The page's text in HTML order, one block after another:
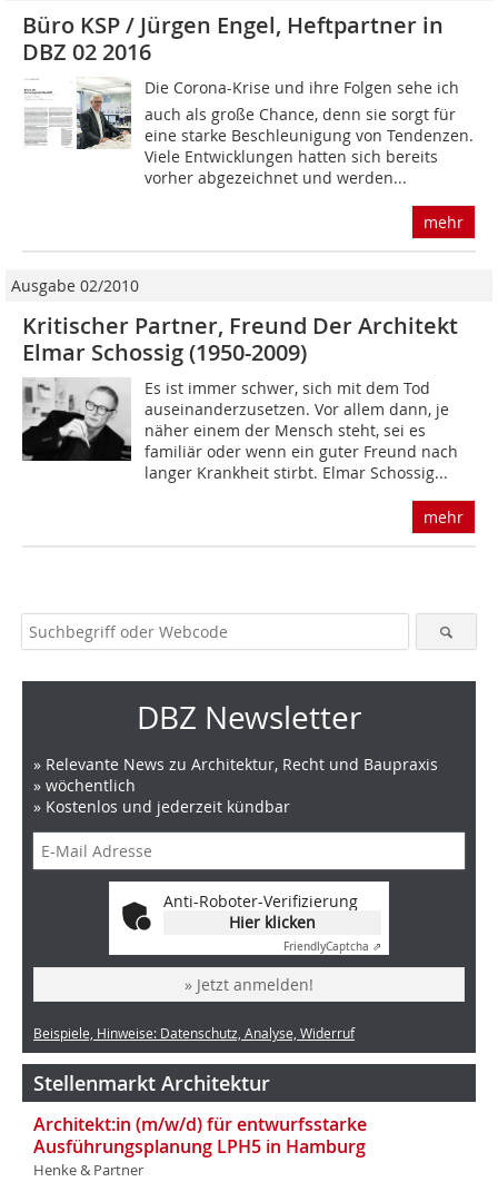
Büro KSP / Jürgen Engel, Heftpartner in
DBZ 02 2016
Die Corona-Krise und ihre Folgen sehe ich
auch als große Chance, denn sie sorgt für
eine starke Beschleunigung von Tendenzen.
Viele Entwicklungen hatten sich bereits
vorher abgezeichnet und werden...
mehr
Ausgabe 02/2010
Kritischer Partner, Freund Der Architekt
Elmar Schossig (1950-2009)
Es ist immer schwer, sich mit dem Tod
auseinanderzusetzen. Vor allem dann, je
näher einem der Mensch steht, sei es
familiär oder wenn ein guter Freund nach
langer Krankheit stirbt. Elmar Schossig...
mehr
DBZ Newsletter
» Relevante News zu Architektur, Recht und Baupraxis
» wöchentlich
» Kostenlos und jederzeit kündbar
Anti-Roboter-Verifizierung
Hier klicken
FriendlyCaptcha ⇗
» Jetzt anmelden!
Beispiele, Hinweise: Datenschutz, Analyse, Widerruf
Stellenmarkt Architektur
Architekt:in (m/w/d) für entwurfsstarke
Ausführungsplanung LPH5 in Hamburg
Henke & Partner